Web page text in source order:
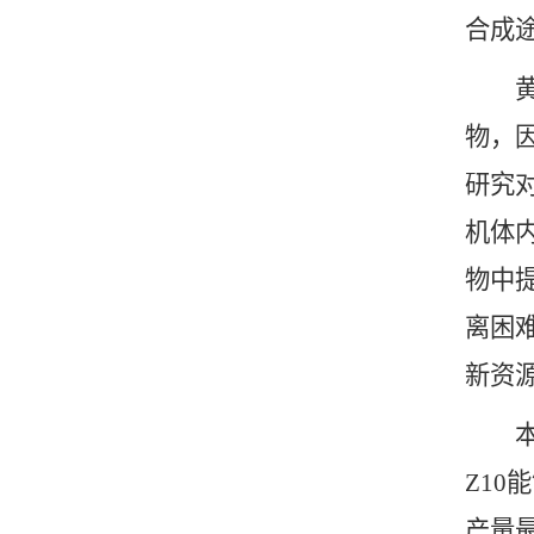
合成
黄
物，
研究
机体
物中
离困
新资
本
Z10